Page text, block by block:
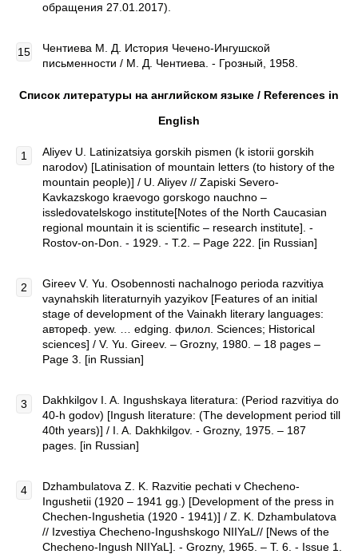
обращения 27.01.2017).
Чентиева М. Д. История Чечено-Ингушской
письменности / М. Д. Чентиева. - Грозный, 1958.
Список литературы на английском языке / References in
English
Aliyev U. Latinizatsiya gorskih pismen (k istorii gorskih
narodov) [Latinisation of mountain letters (to history of the
mountain people)] / U. Aliyev // Zapiski Severo-
Kavkazskogo kraevogo gorskogo nauchno –
issledovatelskogo institute[Notes of the North Caucasian
regional mountain it is scientific – research institute]. -
Rostov-on-Don. - 1929. - T.2. – Page 222. [in Russian]
Gireev V. Yu. Osobennosti nachalnogo perioda razvitiya
vaynahskih literaturnyih yazyikov [Features of an initial
stage of development of the Vainakh literary languages:
автореф. yew. … edging. филол. Sciences; Historical
sciences] / V. Yu. Gireev. – Grozny, 1980. – 18 pages –
Page 3. [in Russian]
Dakhkilgov I. A. Ingushskaya literatura: (Period razvitiya do
40-h godov) [Ingush literature: (The development period till
40th years)] / I. A. Dakhkilgov. - Grozny, 1975. – 187
pages. [in Russian]
Dzhambulatova Z. K. Razvitie pechati v Checheno-
Ingushetii (1920 – 1941 gg.) [Development of the press in
Chechen-Ingushetia (1920 - 1941)] / Z. K. Dzhambulatova
// Izvestiya Checheno-Ingushskogo NIIYaL// [News of the
Checheno-Ingush NIIYaL]. - Grozny, 1965. – T. 6. - Issue 1.